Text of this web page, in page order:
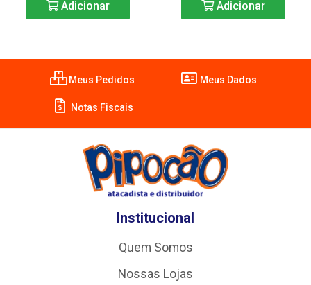
Adicionar Adicionar
Meus Pedidos Meus Dados
Notas Fiscais
Institucional
Quem Somos
Nossas Lojas